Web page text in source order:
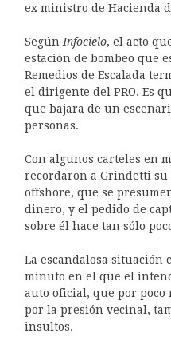
ex ministro de Hacienda
Según Infocielo, el acto
estación de bombeo que
Remedios de Escalada
el dirigente del PRO. Es
que bajara de un
personas.
Con algunos carteles en
recordaron a Grindetti
offshore, que se
dinero, y el pedido de
sobre él hace tan sólo
La escandalosa
minuto en el que el
auto oficial, que por poco
por la presión vecinal,
insultos.